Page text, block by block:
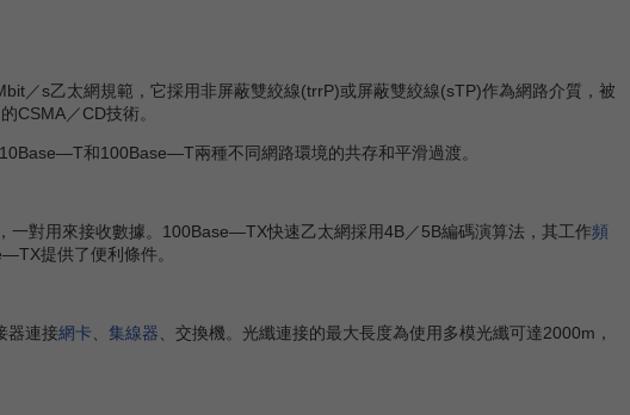
／s乙太網規範，它採用非屏蔽雙絞線(trrP)或屏蔽雙絞線(sTP)作為網路介質，被
CSMA／CD技術。
和100Base—T兩種不同網路環境的共存和平滑過渡。
對用來接收數據。100Base—TX快速乙太網採用4B／5B編碼演算法，其工作頻
提供了便利條件。
器連接網卡 集線器 、交換機。光纖連接的最大長度為使用多模光纖可達2000m，